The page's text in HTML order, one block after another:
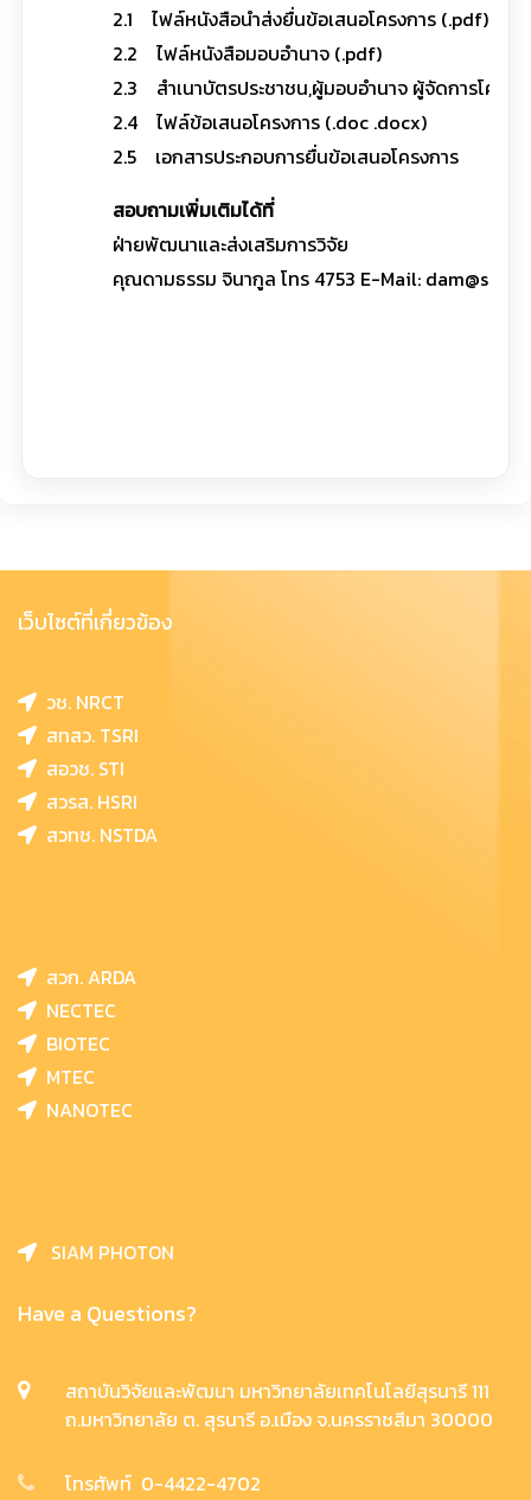
2.1 ไฟล์หนังสือนำส่งยื่นข้อเสนอโครงการ (.pdf)
2.2 ไฟล์หนังสือมอบอำนาจ (.pdf)
2.3 สำเนาบัตรประชาชน,ผู้มอบอำนาจ ผู้จัดการโครง
2.4 ไฟล์ข้อเสนอโครงการ (.doc .docx)
2.5 เอกสารประกอบการยื่นข้อเสนอโครงการ
สอบถามเพิ่มเติมได้ที่
ฝ่ายพัฒนาและส่งเสริมการวิจัย
คุณดามธรรม จินากูล โทร 4753 E-Mail:
เว็บไซต์ที่เกี่ยวข้อง
วช. NRCT
สทสว. TSRI
สอวช. STI
สวรส. HSRI
สวทช. NSTDA
สวก. ARDA
NECTEC
BIOTEC
MTEC
NANOTEC
SIAM PHOTON
Have a Questions?
สถาบันวิจัยและพัฒนา มหาวิทยาลัยเทคโนโลยีสุรนารี 111
ถ.มหาวิทยาลัย ต. สุรนารี อ.เมือง จ.นครราชสีมา 30000
โทรศัพท์ 0-4422-4702